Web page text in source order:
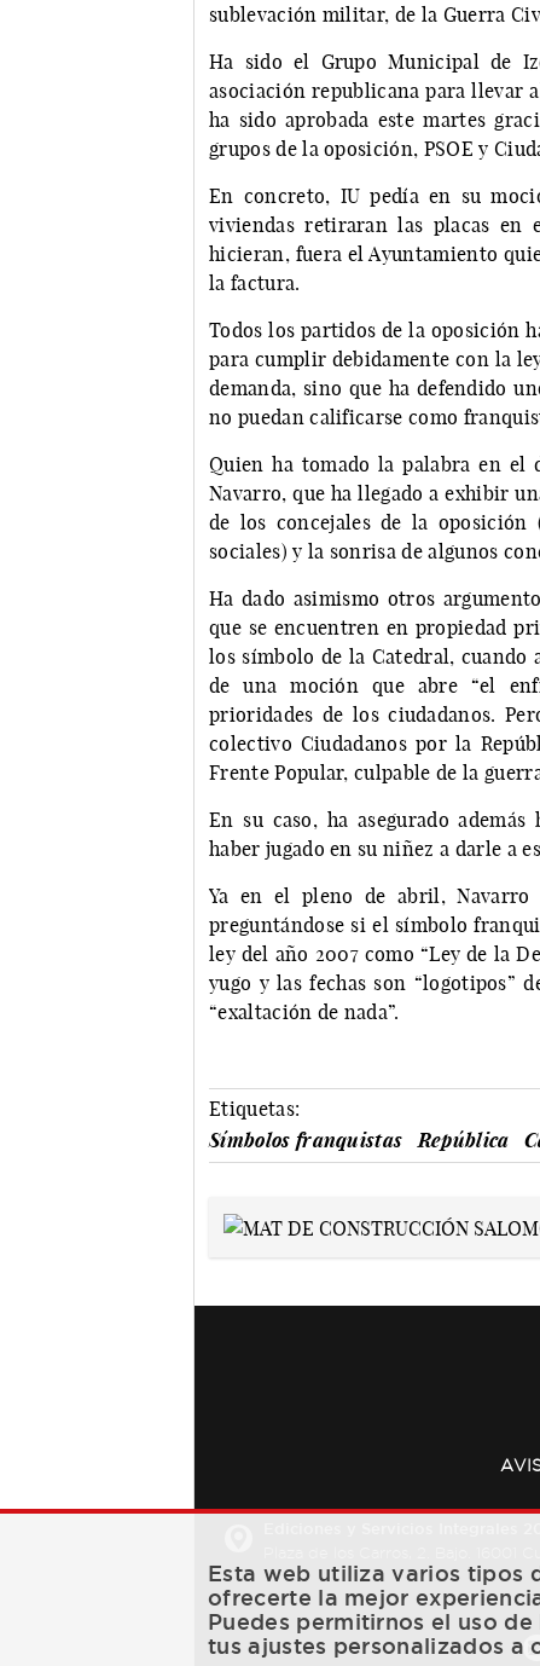
sublevación militar, de la Guerra
Ha sido el Grupo Municipal de
asociación republicana para llevar
ha sido aprobada este martes
grupos de la oposición, PSOE y
En concreto, IU pedía en su
viviendas retiraran las placas
hicieran, fuera el Ayuntamiento
la factura.
Todos los partidos de la oposición
para cumplir debidamente con la
demanda, sino que ha defendido
no puedan calificarse como
Quien ha tomado la palabra en el
Navarro, que ha llegado a exhibir
de los concejales de la
sociales) y la sonrisa de algunos
Ha dado asimismo otros
que se encuentren en propiedad
los símbolo de la Catedral, cuando
de una moción que abre “el
prioridades de los ciudadanos.
colectivo Ciudadanos por la
Frente Popular, culpable de la
En su caso, ha asegurado
haber jugado en su niñez a darle a
Ya en el pleno de abril,
preguntándose si el símbolo
ley del año 2007 como “Ley de la
yugo y las fechas son “logotipos”
“exaltación de nada”.
Etiquetas:
Símbolos franquistas
República
Esta web utiliza varios tipos
ofrecerte la mejor
Puedes permitirnos el uso
tus ajustes personalizados a